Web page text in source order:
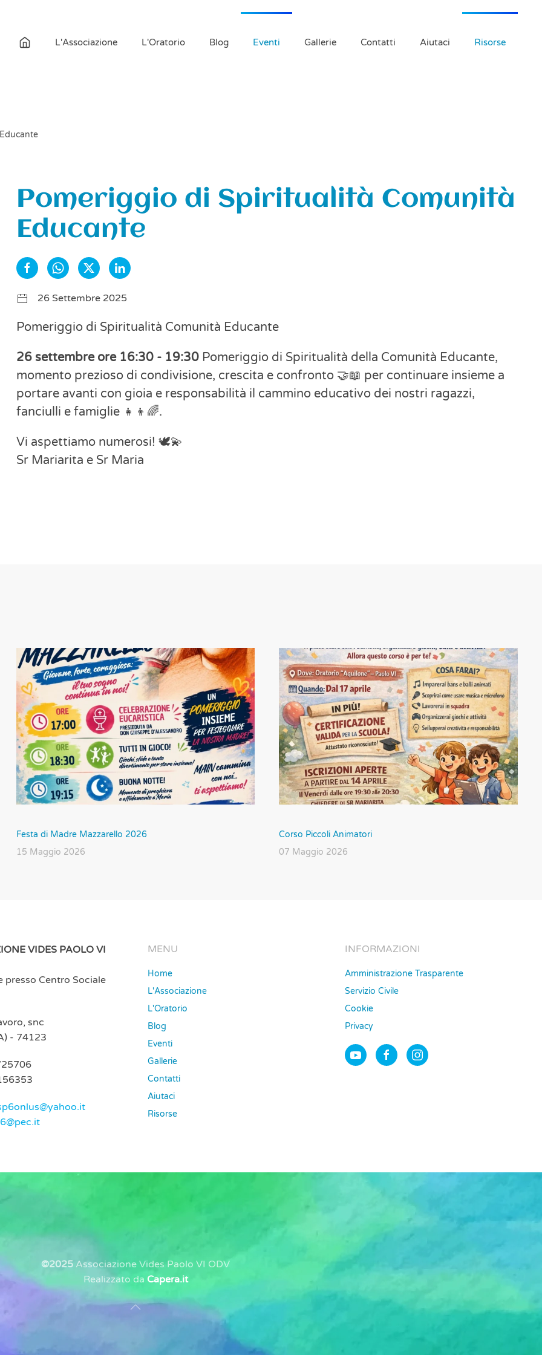
L'Associazione L'Oratorio Blog Eventi Gallerie Contatti Aiutaci Risorse
Pomeriggio di Spiritualità Comunità
Educante
26 Settembre 2025
Pomeriggio di Spiritualità Comunità Educante
26 settembre ore 16:30 - 19:30Pomeriggio di Spiritualità della Comunità Educante,
momento prezioso di condivisione, crescita e confronto 🤝📖 per continuare insieme a
portare avanti con gioia e responsabilità il cammino educativo dei nostri ragazzi,
fanciulli e famiglie 👧👦🌈.
Vi aspettiamo numerosi! 🕊💫
Sr Mariarita e Sr Maria
Festa di Madre Mazzarello 2026
15 Maggio 2026
Corso Piccoli Animatori
07 Maggio 2026
VIDES PAOLO VI
presso Centro Sociale
snc
- 74123
MENU
Home
L'Associazione
L'Oratorio
Blog
Eventi
Gallerie
Contatti
Aiutaci
Risorse
INFORMAZIONI
Amministrazione Trasparente
Servizio Civile
Cookie
Privacy
©2025 Associazione Vides Paolo VI ODV
Realizzato da Capera.it